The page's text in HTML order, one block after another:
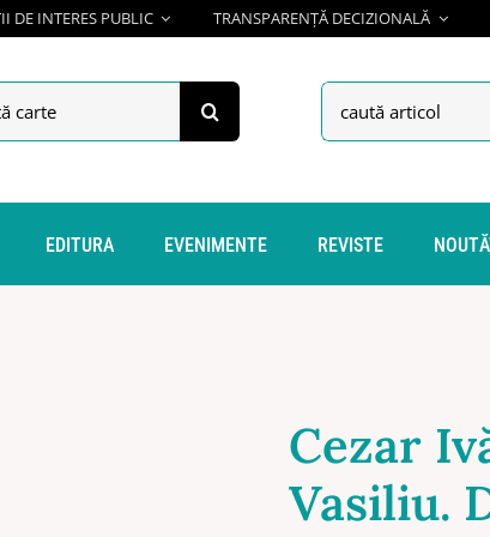
DE INTERES PUBLIC TRANSPARENȚĂ DECIZIONALĂ
Search
for:
EDITURA EVENIMENTE REVISTE
Cezar
Vasiliu.